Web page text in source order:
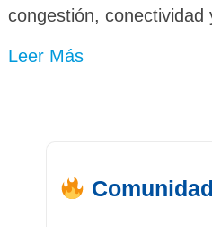
congestión, conectividad
Leer Más